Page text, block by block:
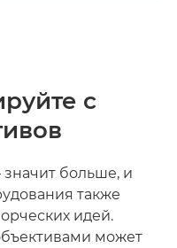
с
больше, и
также
идей.
может